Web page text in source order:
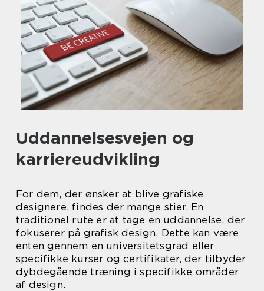
Uddannelsesvejen og
karriereudvikling
For dem, der ønsker at blive grafiske
designere, findes der mange stier. En
traditionel rute er at tage en uddannelse, der
fokuserer på grafisk design. Dette kan være
enten gennem en universitetsgrad eller
specifikke kurser og certifikater, der tilbyder
dybdegående træning i specifikke områder
af design.